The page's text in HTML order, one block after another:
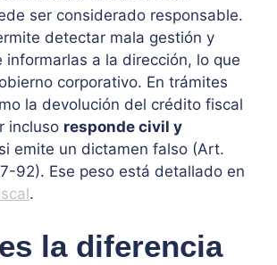
ser considerado responsable.
detectar mala gestión y
informarlas a la dirección, lo que
corporativo. En trámites
la devolución del crédito fiscal
incluso responde civil y
si emite un dictamen falso (Art.
92). Ese peso está detallado en
.
la diferencia